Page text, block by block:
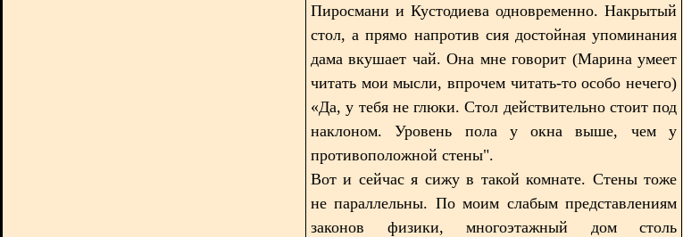
Пиросмани и Кустодиева одновременно. Накрытый
стол, а прямо напротив сия достойная упоминания
дама вкушает чай. Она мне говорит (Марина умеет
читать мои мысли, впрочем читать-то особо нечего)
«Да, у тебя не глюки. Стол действительно стоит под
наклоном. Уровень пола у окна выше, чем у
противоположной стены".
Вот и сейчас я сижу в такой комнате. Стены тоже
не параллельны. По моим слабым представлениям
законов физики, многоэтажный дом столь